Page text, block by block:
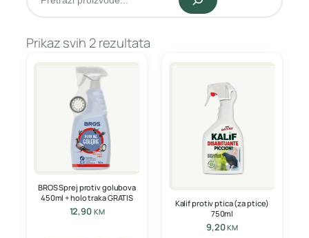
Prikaz svih 2 rezultata
BROS Sprej protiv golubova
450ml + holo traka GRATIS
12,90 KM
Kalif protiv ptica (za ptice)
750ml
9,20KM